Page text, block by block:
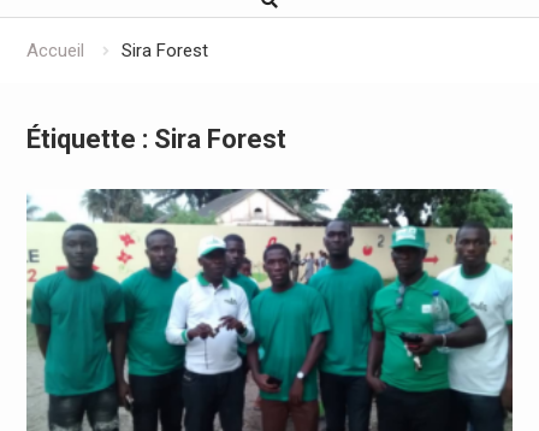
Accueil Sira Forest
Étiquette : Sira Forest